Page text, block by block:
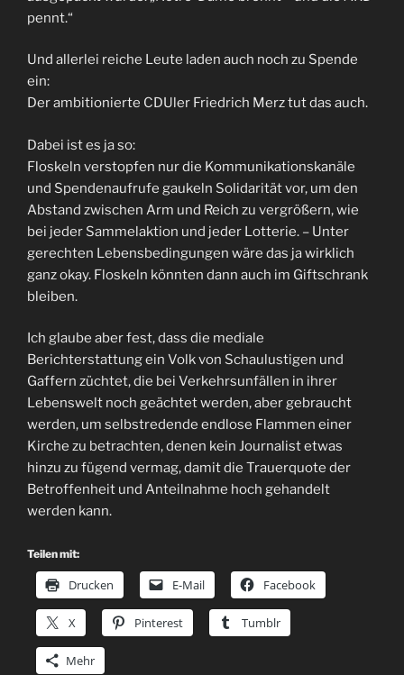
pennt.“
Und allerlei reiche Leute laden auch noch zu Spende
ein:
Der ambitionierte CDUler Friedrich Merz tut das auch.
Dabei ist es ja so:
Floskeln verstopfen nur die Kommunikationskanäle
und Spendenaufrufe gaukeln Solidarität vor, um den
Abstand zwischen Arm und Reich zu vergrößern, wie
bei jeder Sammelaktion und jeder Lotterie. – Unter
gerechten Lebensbedingungen wäre das ja wirklich
ganz okay. Floskeln könnten dann auch im Giftschrank
bleiben.
Ich glaube aber fest, dass die mediale
Berichterstattung ein Volk von Schaulustigen und
Gaffern züchtet, die bei Verkehrsunfällen in ihrer
Lebenswelt noch geächtet werden, aber gebraucht
werden, um selbstredende endlose Flammen einer
Kirche zu betrachten, denen kein Journalist etwas
hinzu zu fügend vermag, damit die Trauerquote der
Betroffenheit und Anteilnahme hoch gehandelt
werden kann.
Teilen mit:
Drucken E-Mail Facebook
X Pinterest Tumblr
Mehr